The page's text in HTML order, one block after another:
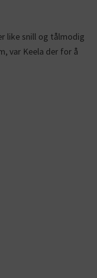
like snill og tålmodig
var Keela der for å